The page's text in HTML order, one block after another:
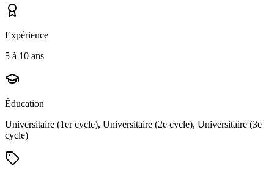
Expérience
5 à 10 ans
Éducation
Universitaire (1er cycle), Universitaire (2e cycle), Universitaire (3e
cycle)